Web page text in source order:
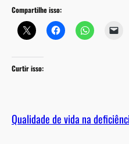
Compartilhe isso:
Curtir isso:
Qualidade de vida na